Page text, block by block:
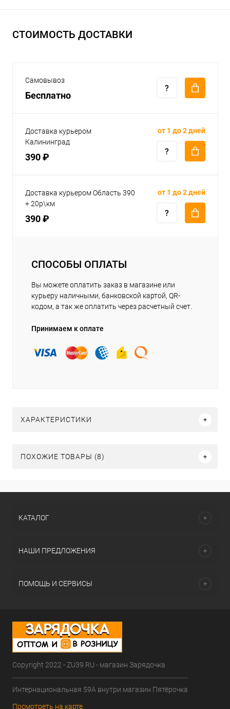
СТОИМОСТЬ ДОСТАВКИ
Самовывоз
Бесплатно
Доставка курьером
Калининград
390 ₽
от 1 до 2 дней
Доставка курьером Область 390
+ 20р\км
390 ₽
от 1 до 2 дней
СПОСОБЫ ОПЛАТЫ
Вы можете оплатить заказ в магазине или
курьеру наличными, банковской картой, QR-
кодом, а так же оплатить через расчетный счет.
Принимаем к оплате
ХАРАКТЕРИСТИКИ
ПОХОЖИЕ ТОВАРЫ (8)
КАТАЛОГ
НАШИ ПРЕДЛОЖЕНИЯ
ПОМОЩЬ И СЕРВИСЫ
Copyright 2022 - ZU39.RU - магазин Зарядочка
Интернациональная 59А внутри магазин Пятёрочка
Посмотреть на карте